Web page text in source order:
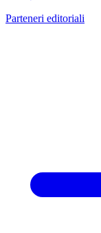
Parteneri editoriali